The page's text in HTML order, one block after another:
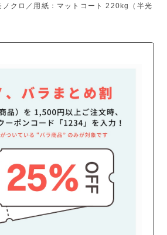
ノクロ／用紙：マットコート 220kg（半光